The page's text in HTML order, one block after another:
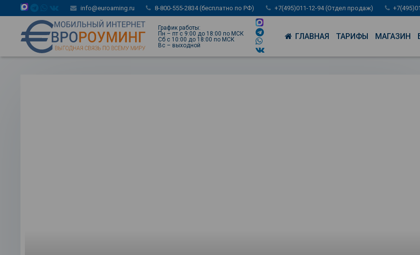
info@euroaming.ru 8-800-555-2834 (бесплатно по РФ) +7(495)011-12-94 (Отдел продаж)
График работы:
Пн – пт с 9:00 до 18:00 по МСК
Сб с 10:00 до 18:00 по МСК
Вс – выходной
ГЛАВНАЯ ТАРИФЫ МАГАЗИН